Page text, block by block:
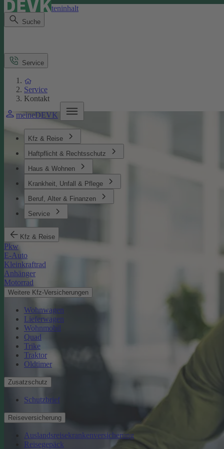
Direkt zum Seiteninhalt
Suche
meineDEVK
Kfz & Reise
Haftpflicht & Rechtsschutz
Haus & Wohnen
Krankheit, Unfall & Pflege
Beruf, Alter & Finanzen
Service
Kfz & Reise
Pkw
E-Auto
Kleinkraftrad
Anhänger
Motorrad
Weitere Kfz-Versicherungen
Wohnwagen
Lieferwagen
Wohnmobil
Quad
Trike
Traktor
Oldtimer
Zusatzschutz
Schutzbrief
Reiseversicherung
Auslandsreisekrankenversicherung
Reisegepäck
Service
Service
Kontakt